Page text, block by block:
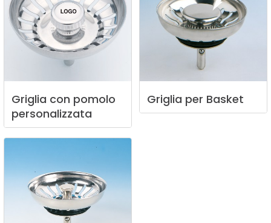
Griglia con pomolo
personalizzata
Griglia per Basket